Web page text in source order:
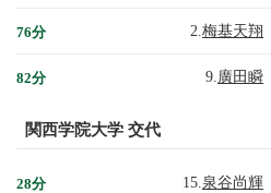
76分 2. 梅基天翔
82分 9. 廣田瞬
関西学院大学 交代
28分 15. 泉谷尚輝